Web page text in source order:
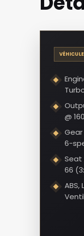
VÉHICULE
@
6-
Seat
66
ABS,